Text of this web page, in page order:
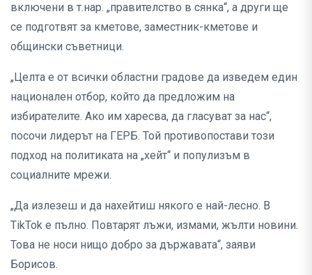
включени в т.нар. „правителство в сянка“, а други ще
се подготвят за кметове, заместник-кметове и
общински съветници.
„Целта е от всички областни градове да изведем един
национален отбор, който да предложим на
избирателите. Ако им харесва, да гласуват за нас“,
посочи лидерът на ГЕРБ. Той противопостави този
подход на политиката на „хейт“ и популизъм в
социалните мрежи.
„Да излезеш и да нахейтиш някого е най-лесно. В
TikTok е пълно. Повтарят лъжи, измами, жълти новини.
Това не носи нищо добро за държавата“, заяви
Борисов.